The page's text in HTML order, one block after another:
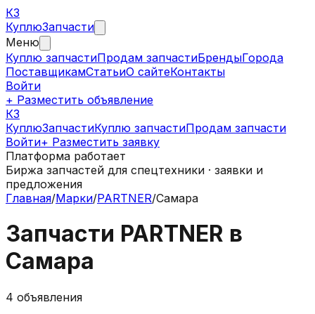
КЗ
КуплюЗапчасти
Меню
Куплю запчастиПродам запчастиБрендыГорода
ПоставщикамСтатьиО сайтеКонтакты
Войти
+ Разместить объявление
КЗ
КуплюЗапчастиКуплю запчастиПродам запчасти
Войти+ Разместить заявку
Платформа работает
Биржа запчастей для спецтехники · заявки и
предложения
Главная/Марки/PARTNER/Самара
Запчасти PARTNER в
Самара
4 объявления